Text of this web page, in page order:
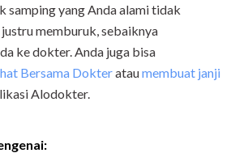
samping yang Anda alami tidak
memburuk, sebaiknya
ke dokter. Anda juga bisa
Bersama Dokterataumembuat janji
Alodokter.